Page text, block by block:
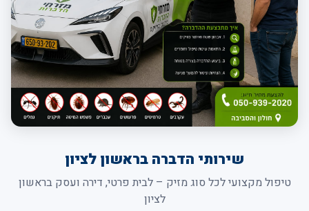
שירותי הדברה בראשון לציון
טיפול מקצועי לכל סוג מזיק – לבית פרטי, דירה ועסק בראשון
לציון